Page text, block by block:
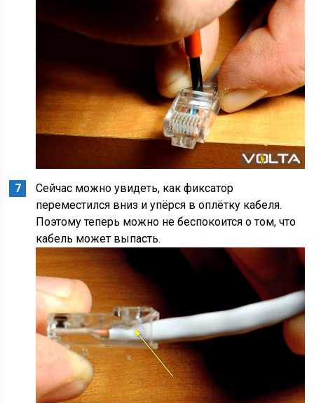
Сейчас можно увидеть, как фиксатор
переместился вниз и упёрся в оплётку кабеля.
Поэтому теперь можно не беспокоится о том, что
кабель может выпасть.